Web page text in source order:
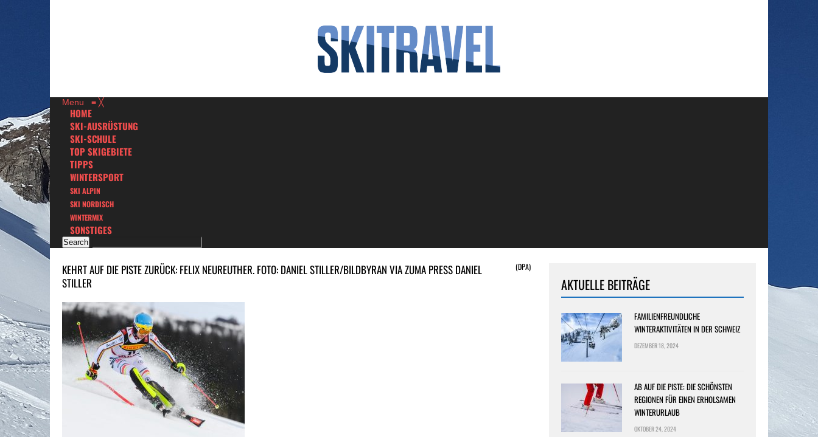
Menu ≡ ╳
HOME
SKI-AUSRÜSTUNG
SKI-SCHULE
TOP SKIGEBIETE
TIPPS
WINTERSPORT
SKI ALPIN
SKI NORDISCH
WINTERMIX
SONSTIGES
KEHRT AUF DIE PISTE ZURÜCK: FELIX NEUREUTHER. FOTO: DANIEL STILLER/BILDBYRAN VIA ZUMA PRESS DANIEL
STILLER
(DPA)
AKTUELLE BEITRÄGE
FAMILIENFREUNDLICHE
WINTERAKTIVITÄTEN IN DER SCHWEIZ
DEZEMBER 18, 2024
AB AUF DIE PISTE: DIE SCHÖNSTEN
REGIONEN FÜR EINEN ERHOLSAMEN
WINTERURLAUB
OKTOBER 24, 2024